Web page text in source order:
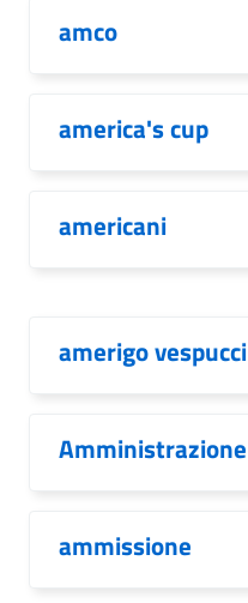
amco
america's cup
americani
amerigo vespucci
ammissione